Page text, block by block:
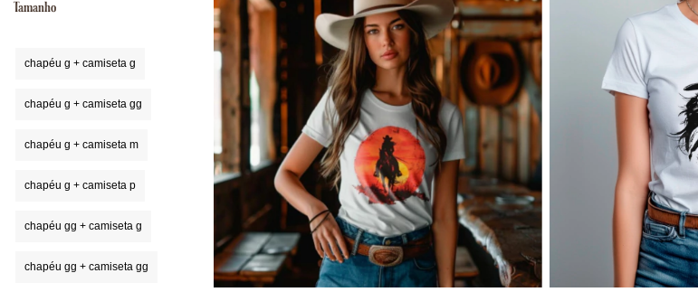
Tamanho
chapéu g + camiseta g
chapéu g + camiseta gg
chapéu g + camiseta m
chapéu g + camiseta p
chapéu gg + camiseta g
chapéu gg + camiseta gg